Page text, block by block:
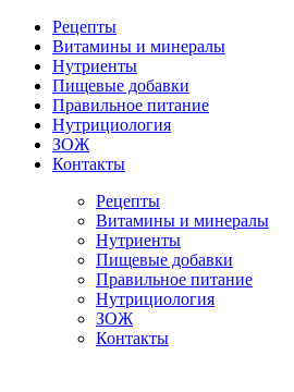
Рецепты
Витамины и минералы
Нутриенты
Пищевые добавки
Правильное питание
Нутрициология
ЗОЖ
Контакты
Рецепты
Витамины и минералы
Нутриенты
Пищевые добавки
Правильное питание
Нутрициология
ЗОЖ
Контакты